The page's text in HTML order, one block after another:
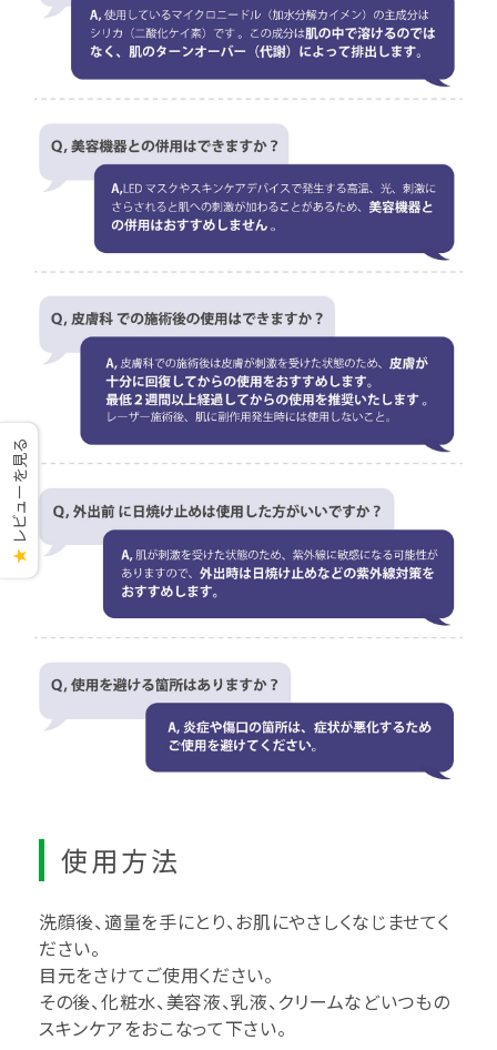
使用方法
洗顔後、適量を手にとり、お肌にやさしくなじませてく
ださい。
目元をさけてご使用ください。
その後、化粧水、美容液、乳液、クリームなどいつもの
スキンケアをおこなって下さい。
★
レビューを見る